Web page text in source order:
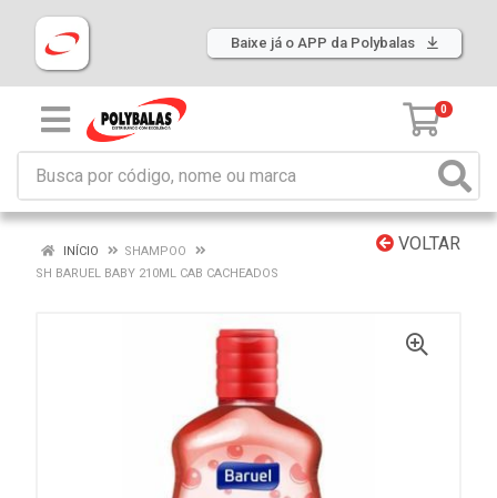
Baixe já o APP da Polybalas
0
VOLTAR
INÍCIO
SHAMPOO
SH BARUEL BABY 210ML CAB CACHEADOS